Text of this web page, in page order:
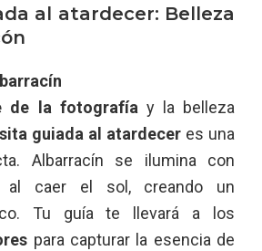
al atardecer: Belleza
de la fotografíay la belleza
guiada al atardecer es una
Albarracín se ilumina con
al caer el sol, creando un
Tu guía te llevará a los
para capturar la esencia de